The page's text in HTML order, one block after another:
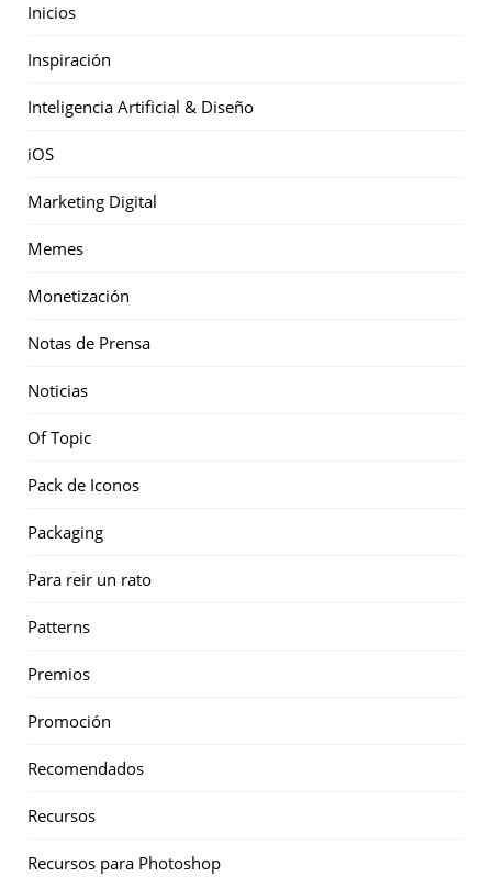
Inicios
Inspiración
Inteligencia Artificial & Diseño
iOS
Marketing Digital
Memes
Monetización
Notas de Prensa
Noticias
Of Topic
Pack de Iconos
Packaging
Para reir un rato
Patterns
Premios
Promoción
Recomendados
Recursos
Recursos para Photoshop